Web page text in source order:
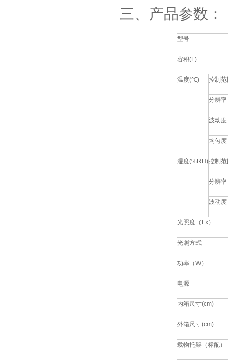
三、产品参数：
型号
容积(L)
温度(℃) 控制
分辨率
波动度
均匀度
湿度(%RH)控制
分辨率
波动度
光照度（ Lx）
光照方式
功率（W）
电源
内箱尺寸(cm)
外箱尺寸(cm)
载物托架（标配）